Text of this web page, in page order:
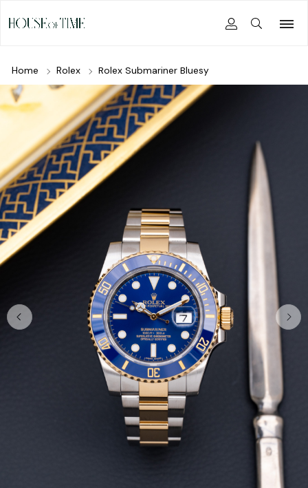
Home Rolex Rolex Submariner Bluesy